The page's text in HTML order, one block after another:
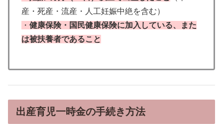
産・死産・流産・人工妊娠中絶を含む）
・ 健康保険・国民健康保険に加入している、また
は被扶養者であること
出産育児一時金の手続き方法